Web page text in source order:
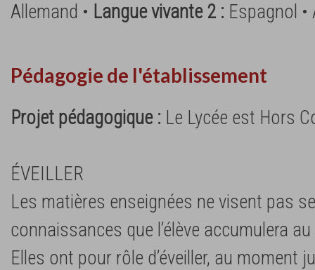
Allemand • Langue vivante 2 : Espagnol
Pédagogie de l'établissement
Projet pédagogique : Le Lycée est Hors
ÉVEILLER
Les matières enseignées ne visent pas
connaissances que l’élève accumulera
Elles ont pour rôle d’éveiller, au moment